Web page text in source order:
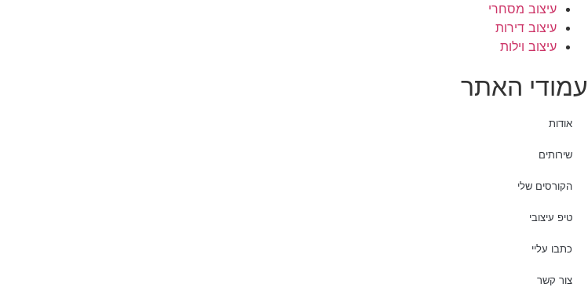
עיצוב מסחרי
עיצוב דירות
עיצוב וילות
עמודי האתר
אודות
שירותים
הקורסים שלי
טיפ עיצובי
כתבו עליי
צור קשר